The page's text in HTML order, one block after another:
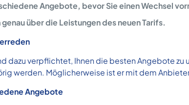
Angebote, bevor Sie einen Wechsel
über die Leistungen des neuen Tarifs.
dazu verpflichtet, Ihnen die besten Angebote
werden. Möglicherweise ist er mit dem
Angebote